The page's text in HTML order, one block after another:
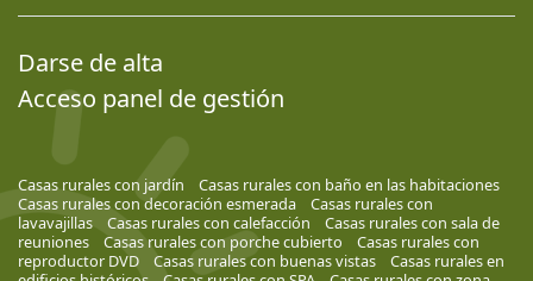
Darse de alta
Acceso panel de gestión
Casas rurales con jardín
Casas rurales con baño en las habitaciones
Casas rurales con decoración esmerada
Casas rurales con
lavavajillas
Casas rurales con calefacción
Casas rurales con sala de
reuniones
Casas rurales con porche cubierto
Casas rurales con
reproductor DVD
Casas rurales con buenas vistas
Casas rurales en